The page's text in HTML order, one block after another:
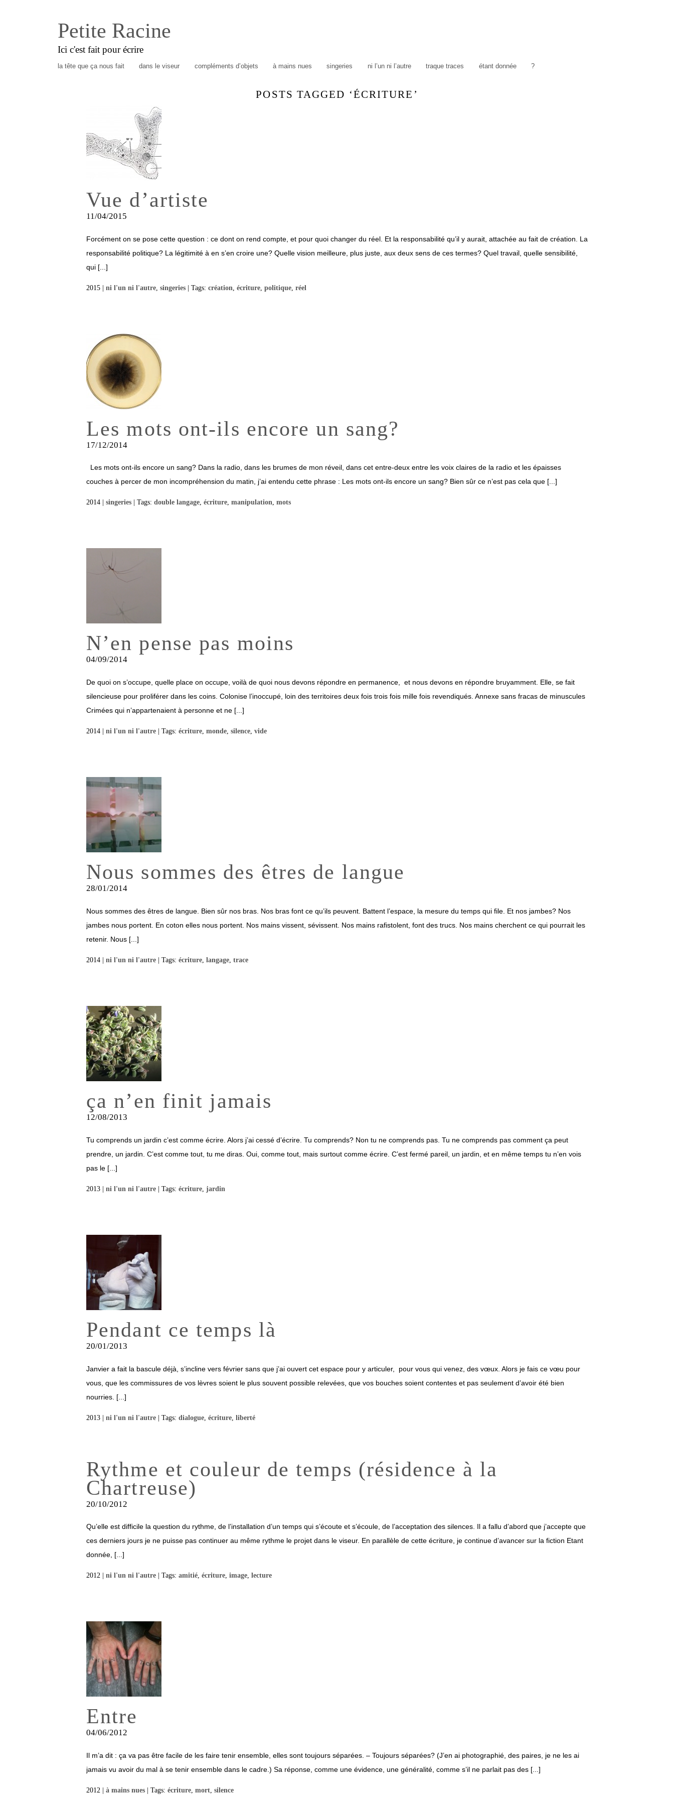
Petite Racine
Ici c'est fait pour écrire
la tête que ça nous fait dans le viseur compléments d’objets à mains nues singeries ni l’un ni l’autre traque traces étant donnée ?
POSTS TAGGED ‘ÉCRITURE’
Vue d’artiste
11/04/2015
Forcément on se pose cette question : ce dont on rend compte, et pour quoi changer du réel. Et la responsabilité qu’il y aurait, attachée au fait de création. La
responsabilité politique? La légitimité à en s’en croire une? Quelle vision meilleure, plus juste, aux deux sens de ces termes? Quel travail, quelle sensibilité,
qui [...]
2015 | ni l'un ni l'autre singeries | Tags: création écriture politique réel
Les mots ont-ils encore un sang?
17/12/2014
Les mots ont-ils encore un sang? Dans la radio, dans les brumes de mon réveil, dans cet entre-deux entre les voix claires de la radio et les épaisses
couches à percer de mon incompréhension du matin, j’ai entendu cette phrase : Les mots ont-ils encore un sang? Bien sûr ce n’est pas cela que [...]
2014 | singeries | Tags: double langage, écriture, manipulation, mots
N’en pense pas moins
04/09/2014
De quoi on s’occupe, quelle place on occupe, voilà de quoi nous devons répondre en permanence, et nous devons en répondre bruyamment. Elle, se fait
silencieuse pour proliférer dans les coins. Colonise l’inoccupé, loin des territoires deux fois trois fois mille fois revendiqués. Annexe sans fracas de minuscules
Crimées qui n’appartenaient à personne et ne [...]
2014 | ni l'un ni l'autre | Tags: écriture, monde, silence, vide
Nous sommes des êtres de langue
28/01/2014
Nous sommes des êtres de langue. Bien sûr nos bras. Nos bras font ce qu’ils peuvent. Battent l’espace, la mesure du temps qui file. Et nos jambes? Nos
jambes nous portent. En coton elles nous portent. Nos mains vissent, sévissent. Nos mains rafistolent, font des trucs. Nos mains cherchent ce qui pourrait les
retenir. Nous [...]
2014 | ni l'un ni l'autre | Tags: écriture, langage, trace
ça n’en finit jamais
12/08/2013
Tu comprends un jardin c’est comme écrire. Alors j’ai cessé d’écrire. Tu comprends? Non tu ne comprends pas. Tu ne comprends pas comment ça peut
prendre, un jardin. C’est comme tout, tu me diras. Oui, comme tout, mais surtout comme écrire. C’est fermé pareil, un jardin, et en même temps tu n’en vois
pas le [...]
2013 | ni l'un ni l'autre | Tags: écriture jardin
Pendant ce temps là
20/01/2013
Janvier a fait la bascule déjà, s’incline vers février sans que j’ai ouvert cet espace pour y articuler, pour vous qui venez, des vœux. Alors je fais ce vœu pour
vous, que les commissures de vos lèvres soient le plus souvent possible relevées, que vos bouches soient contentes et pas seulement d’avoir été bien
nourries. [...]
2013 | ni l'un ni l'autre | Tags: dialogue écriture liberté
Rythme et couleur de temps (résidence à la
Chartreuse)
20/10/2012
Qu’elle est difficile la question du rythme, de l’installation d’un temps qui s’écoute et s’écoule, de l’acceptation des silences. Il a fallu d’abord que j’accepte que
ces derniers jours je ne puisse pas continuer au même rythme le projet dans le viseur. En parallèle de cette écriture, je continue d’avancer sur la fiction Etant
donnée, [...]
2012 | ni l'un ni l'autre | Tags: amitié, écriture, image, lecture
Entre
04/06/2012
Il m’a dit : ça va pas être facile de les faire tenir ensemble, elles sont toujours séparées. – Toujours séparées? (J’en ai photographié, des paires, je ne les ai
jamais vu avoir du mal à se tenir ensemble dans le cadre.) Sa réponse, comme une évidence, une généralité, comme s’il ne parlait pas des [...]
2012 | à mains nues | Tags: écriture, mort, silence